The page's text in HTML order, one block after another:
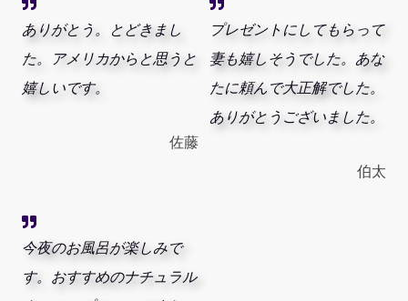
ありがとう。とどきまし
た。アメリカからと思うと
嬉しいです。
佐藤
プレゼントにしてもらって
妻も嬉しそうでした。あな
たに頼んで大正解でした。
ありがとうございました。
伯太
今夜のお風呂が楽しみで
す。おすすめのナチュラル